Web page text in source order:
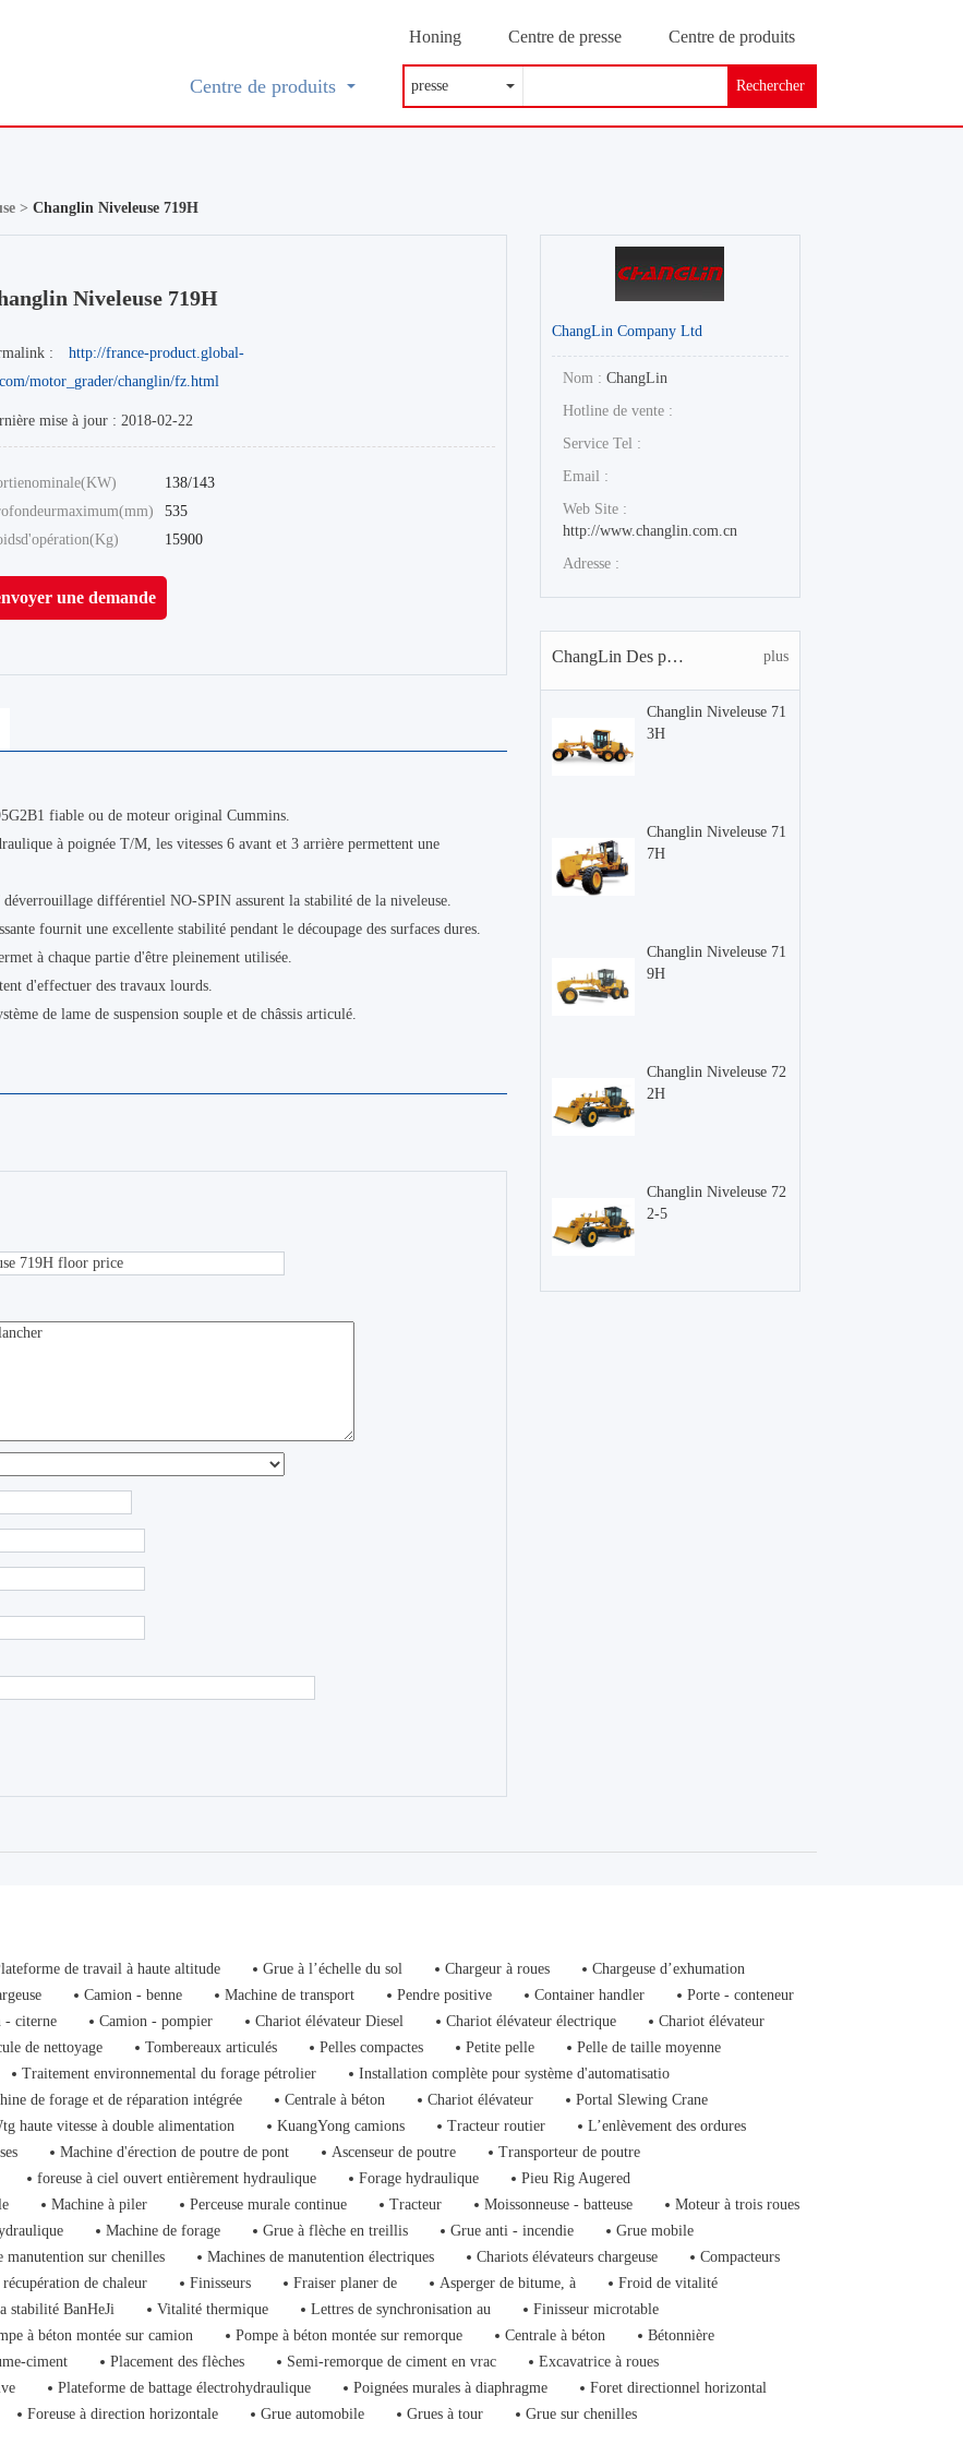
Honing Centre de presse Centre de produits
Rechercher
Centre de produits
>Changlin Niveleuse 719H
Niveleuse 719H
:
http://france-product.global-
motor_grader/changlin/fz.html
mise à jour : 2018-02-22
138/143
535
15900
une demande
fiable ou de moteur original Cummins.
à poignée T/M, les vitesses 6 avant et 3 arrière permettent une
différentiel NO-SPIN assurent la stabilité de la niveleuse.
fournit une excellente stabilité pendant le découpage des surfaces dures.
à chaque partie d'être pleinement utilisée.
d'effectuer des travaux lourds.
de lame de suspension souple et de châssis articulé.
ChangLin Company Ltd
Nom : ChangLin
Hotline de vente :
Service Tel :
Email :
Web Site :
http://www.changlin.com.cn
Adresse :
ChangLin Des produits plus
Changlin Niveleuse 71
3H
Changlin Niveleuse 71
7H
Changlin Niveleuse 71
9H
Changlin Niveleuse 72
2H
Changlin Niveleuse 72
2-5
de travail à haute altitude Grue à l’échelle du sol Chargeur à roues
Chargeuse d’exhumation
Camion - benne Machine de transport Pendre positive Container handler
Porte - conteneur
- citerne Camion - pompier Chariot élévateur Diesel Chariot élévateur électrique
Chariot élévateur
de nettoyage Tombereaux articulés Pelles compactes Petite pelle
Pelle de taille moyenne
Traitement environnemental du forage pétrolier
Installation complète pour système d'automatisatio
de forage et de réparation intégrée Centrale à béton Chariot élévateur
Portal Slewing Crane
haute vitesse à double alimentation KuangYong camions Tracteur routier
L’enlèvement des ordures
Machine d'érection de poutre de pont Ascenseur de poutre
Transporteur de poutre
foreuse à ciel ouvert entièrement hydraulique Forage hydraulique
Pieu Rig Augered
Machine à piler Perceuse murale continue Tracteur Moissonneuse - batteuse
Moteur à trois roues
Machine de forage Grue à flèche en treillis Grue anti - incendie
Grue mobile
manutention sur chenilles Machines de manutention électriques Chariots élévateurs chargeuse
Compacteurs
récupération de chaleur Finisseurs Fraiser planer de Asperger de bitume, à
Froid de vitalité
stabilité BanHeJi Vitalité thermique Lettres de synchronisation au
Finisseur microtable
à béton montée sur camion Pompe à béton montée sur remorque Centrale à béton
Bétonnière
ciment Placement des flèches Semi-remorque de ciment en vrac
Excavatrice à roues
Plateforme de battage électrohydraulique Poignées murales à diaphragme
Foret directionnel horizontal
Foreuse à direction horizontale Grue automobile Grues à tour Grue sur chenilles